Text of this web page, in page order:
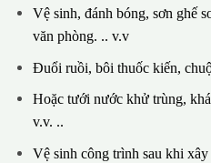
Vệ sinh, đánh bóng, sơn ghế
văn phòng. .. v.v
Đuổi ruồi, bôi thuốc kiến,
Hoặc tưới nước khử trùng,
v.v. ..
Vệ sinh công trình sau khi